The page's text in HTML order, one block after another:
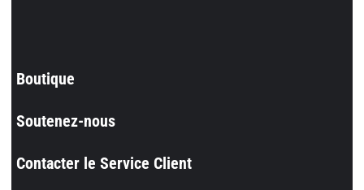
Boutique
Soutenez-nous
Contacter le Service Client